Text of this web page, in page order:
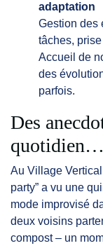
adaptation
Gestion des
tâches,
Accueil de
des
parfois.
Des
quotidien…
Au Village
party” a vu une
mode improvisé
deux voisins
compost – un